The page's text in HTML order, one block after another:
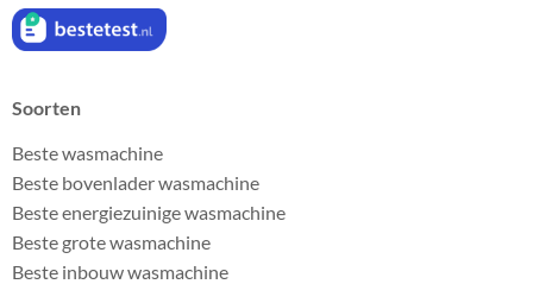
Soorten
Beste wasmachine
Beste bovenlader wasmachine
Beste energiezuinige wasmachine
Beste grote wasmachine
Beste inbouw wasmachine